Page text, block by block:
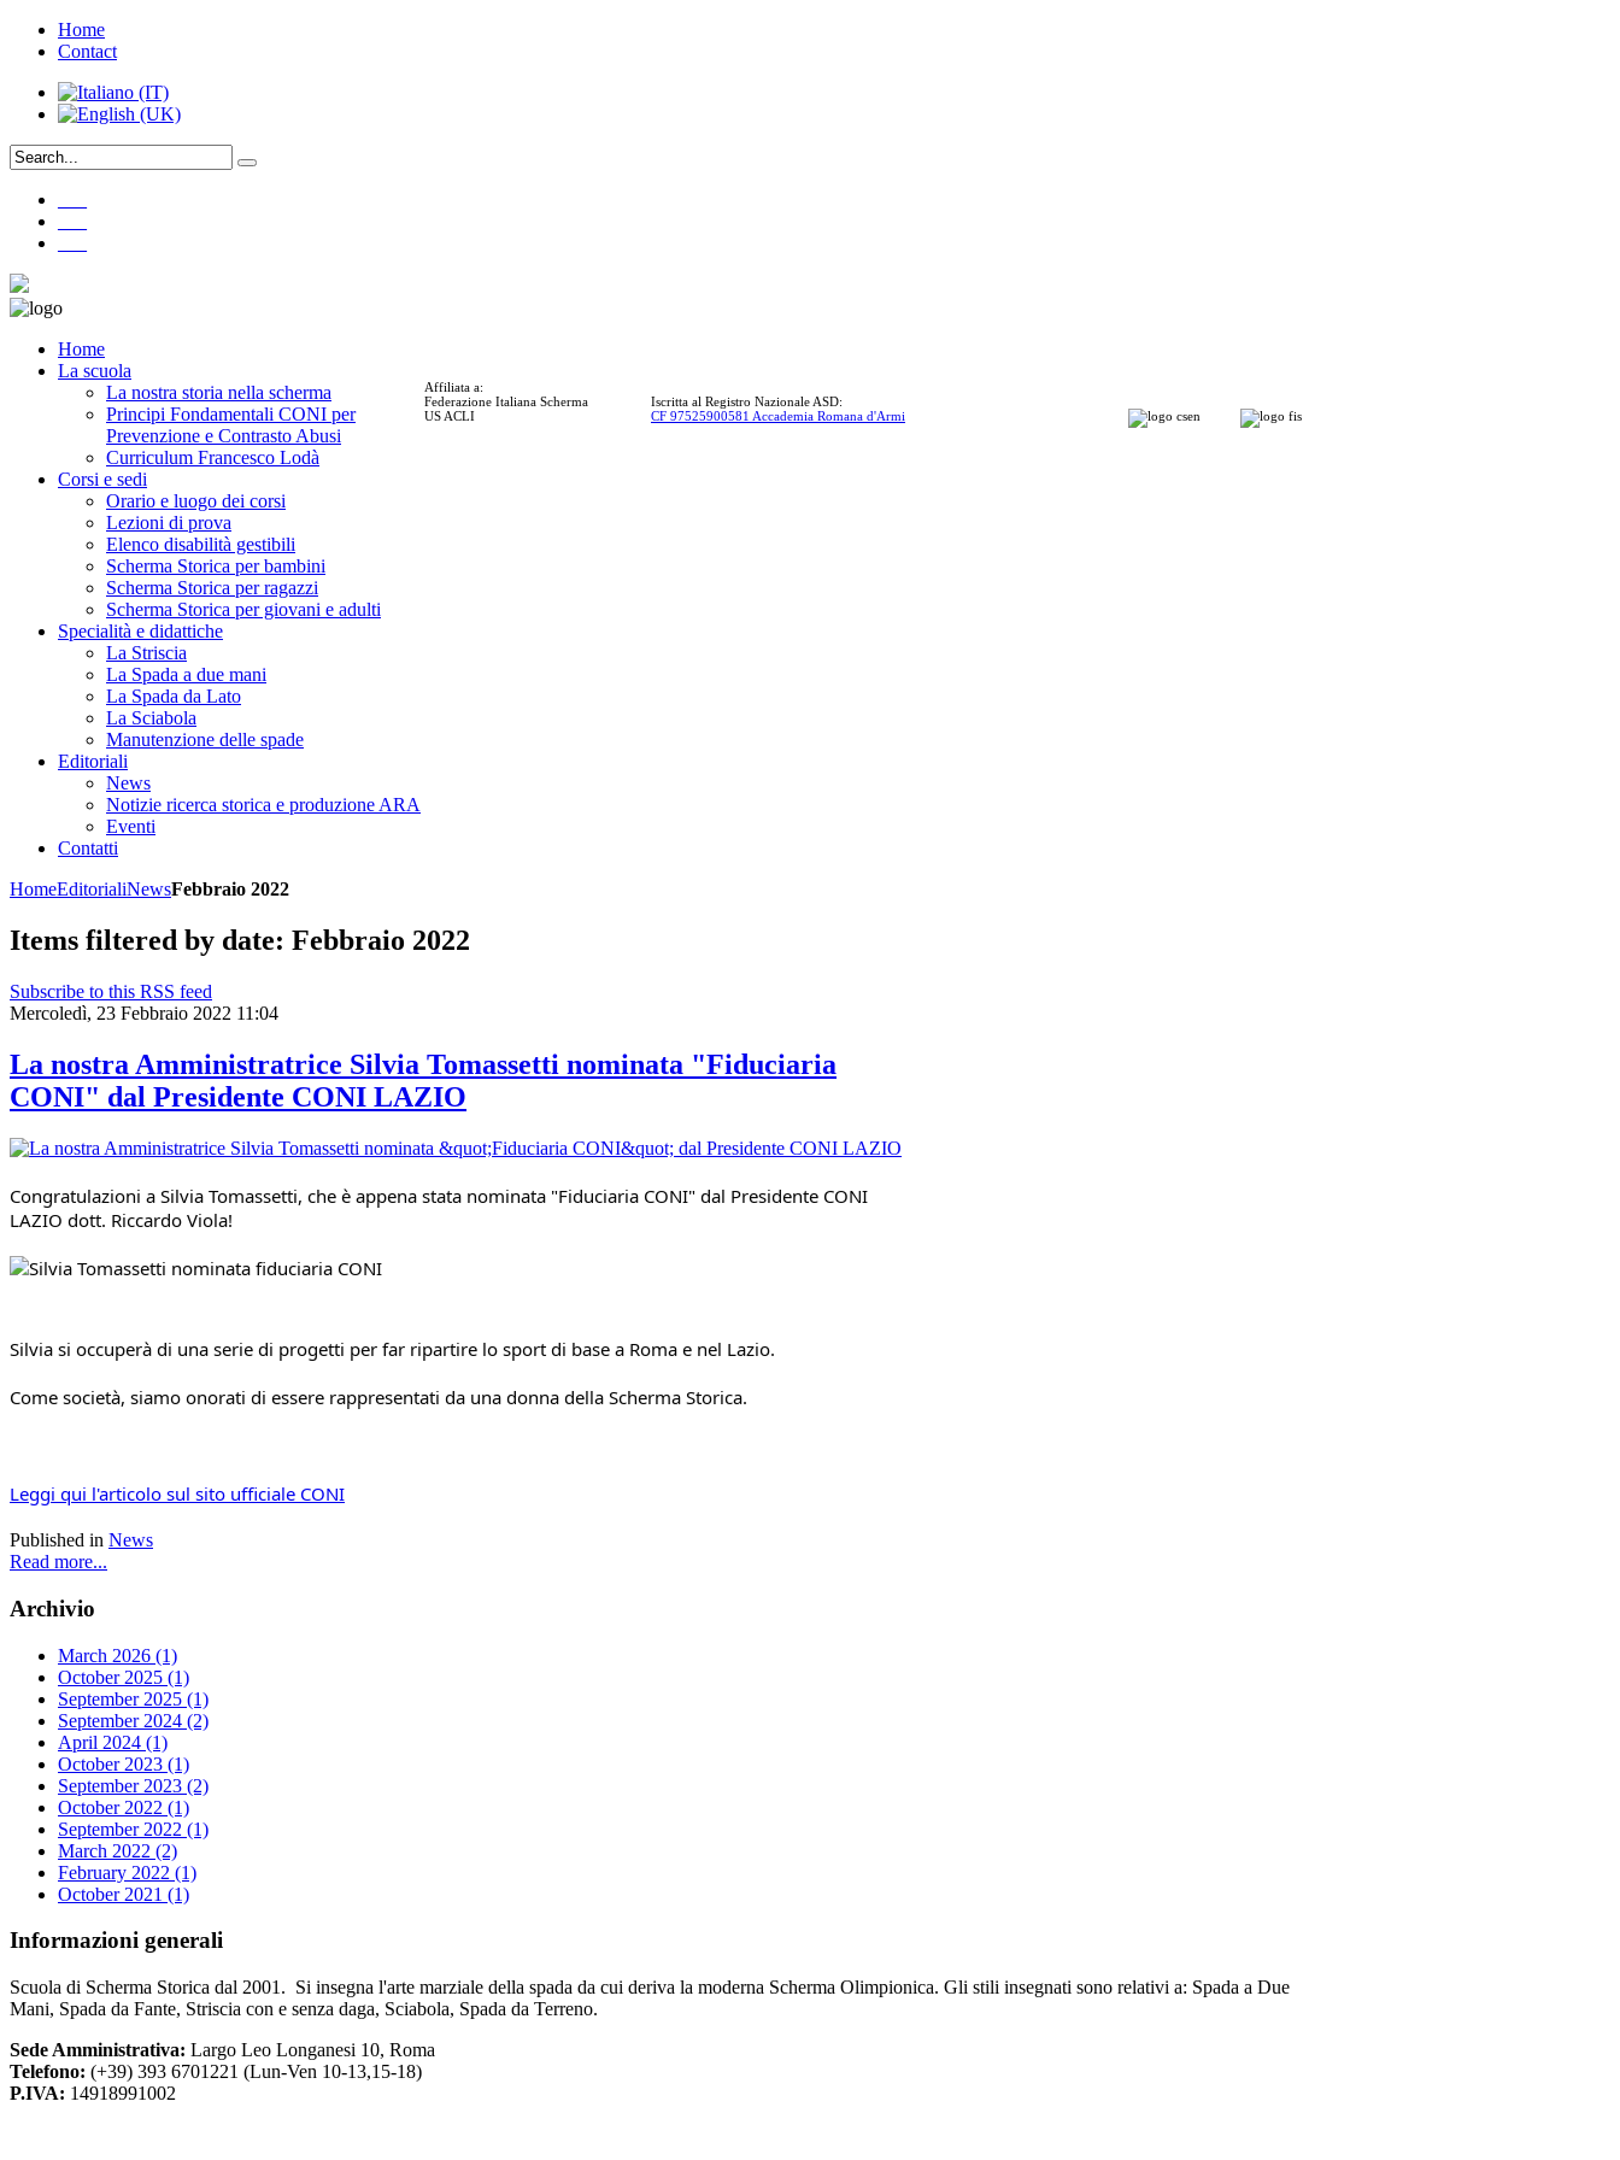
Home
Contact
Affiliata a:
Federazione Italiana Scherma
US ACLI
Iscritta al Registro Nazionale ASD:
CF 97525900581 Accademia Romana d'Armi
Home
La scuola
La nostra storia nella scherma
Principi Fondamentali CONI per
Prevenzione e Contrasto Abusi
Curriculum Francesco Lodà
Corsi e sedi
Orario e luogo dei corsi
Lezioni di prova
Elenco disabilità gestibili
Scherma Storica per bambini
Scherma Storica per ragazzi
Scherma Storica per giovani e adulti
Specialità e didattiche
La Striscia
La Spada a due mani
La Spada da Lato
La Sciabola
Manutenzione delle spade
Editoriali
News
Notizie ricerca storica e produzione ARA
Eventi
Contatti
HomeEditorialiNewsFebbraio 2022
Items filtered by date: Febbraio 2022
Subscribe to this RSS feed
Mercoledì, 23 Febbraio 2022 11:04
La nostra Amministratrice Silvia Tomassetti nominata "Fiduciaria
CONI" dal Presidente CONI LAZIO
Congratulazioni a Silvia Tomassetti, che è appena stata nominata "Fiduciaria CONI" dal Presidente CONI
LAZIO dott. Riccardo Viola!
Silvia si occuperà di una serie di progetti per far ripartire lo sport di base a Roma e nel Lazio.
Come società, siamo onorati di essere rappresentati da una donna della Scherma Storica.
Leggi qui l'articolo sul sito ufficiale CONI
Published in News
Read more...
Archivio
March 2026 (1)
October 2025 (1)
September 2025 (1)
September 2024 (2)
April 2024 (1)
October 2023 (1)
September 2023 (2)
October 2022 (1)
September 2022 (1)
March 2022 (2)
February 2022 (1)
October 2021 (1)
Informazioni generali
Scuola di Scherma Storica dal 2001. Si insegna l'arte marziale della spada da cui deriva la moderna Scherma Olimpionica. Gli stili insegnati sono relativi a: Spada a Due
Mani, Spada da Fante, Striscia con e senza daga, Sciabola, Spada da Terreno.
Sede Amministrativa: Largo Leo Longanesi 10, Roma
Telefono: (+39) 393 6701221 (Lun-Ven 10-13,15-18)
P.IVA: 14918991002